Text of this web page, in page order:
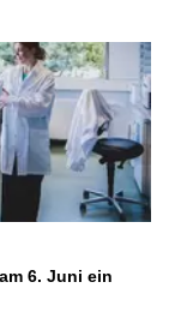
6. Juni ein